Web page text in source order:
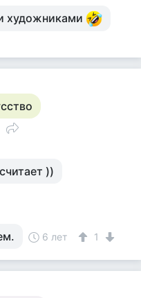
художниками
))
6 лет 1